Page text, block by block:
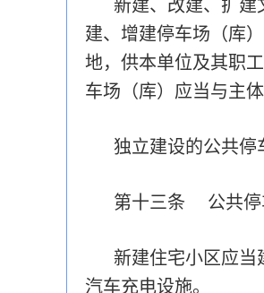
新建、改建、扩
建、增建停车场（库
地，供本单位及其职
车场（库）应当与主
独立建设的公共停
第十三条 公共停
新建住宅小区应当
汽车充电设施。